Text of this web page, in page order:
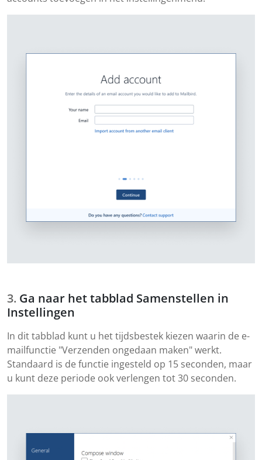
Ga naar het tabblad Samenstellen in
Instellingen
In dit tabblad kunt u het tijdsbestek kiezen waarin de e-
mailfunctie "Verzenden ongedaan maken" werkt.
Standaard is de functie ingesteld op 15 seconden, maar
u kunt deze periode ook verlengen tot 30 seconden.